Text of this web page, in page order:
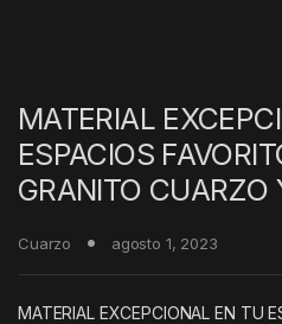
MATERIAL
ESPACIOS
GRANITO CUARZO
Cuarzo agosto 1, 2023
MATERIAL EXCEPCIONAL EN TU